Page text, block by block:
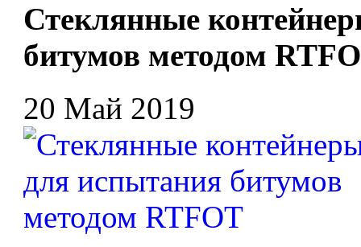
Стеклянные
битумов методом
20 Май 2019